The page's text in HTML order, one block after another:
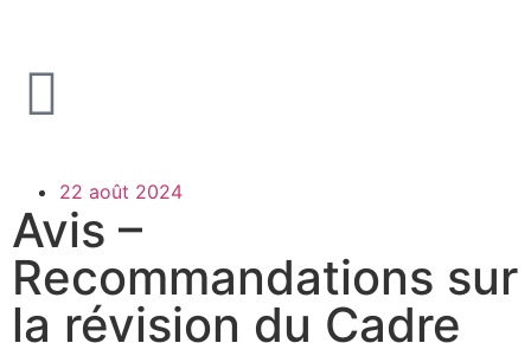
22 août 2024
Avis –
Recommandations sur
la révision du Cadre